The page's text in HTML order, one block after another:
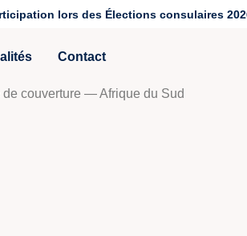
lors des Élections consulaires
Contact